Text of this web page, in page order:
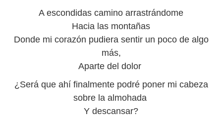
A escondidas camino arrastrándome
Hacia las montañas
Donde mi corazón pudiera sentir un poco de algo
más,
Aparte del dolor
¿Será que ahí finalmente podré poner mi cabeza
sobre la almohada
Y descansar?